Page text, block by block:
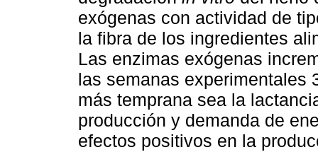
exógenas con actividad de
la fibra de los ingredientes
Las enzimas exógenas
las semanas experimentales
más temprana sea la
producción y demanda de
efectos positivos en la